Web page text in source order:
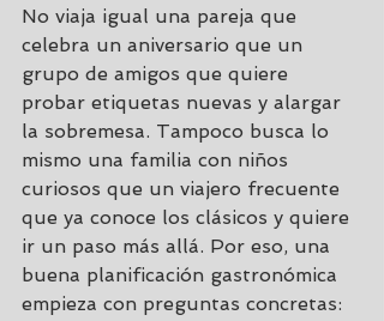
No viaja igual una pareja que
celebra un aniversario que un
grupo de amigos que quiere
probar etiquetas nuevas y alargar
la sobremesa. Tampoco busca lo
mismo una familia con niños
curiosos que un viajero frecuente
que ya conoce los clásicos y quiere
ir un paso más allá. Por eso, una
buena planificación gastronómica
empieza con preguntas concretas: